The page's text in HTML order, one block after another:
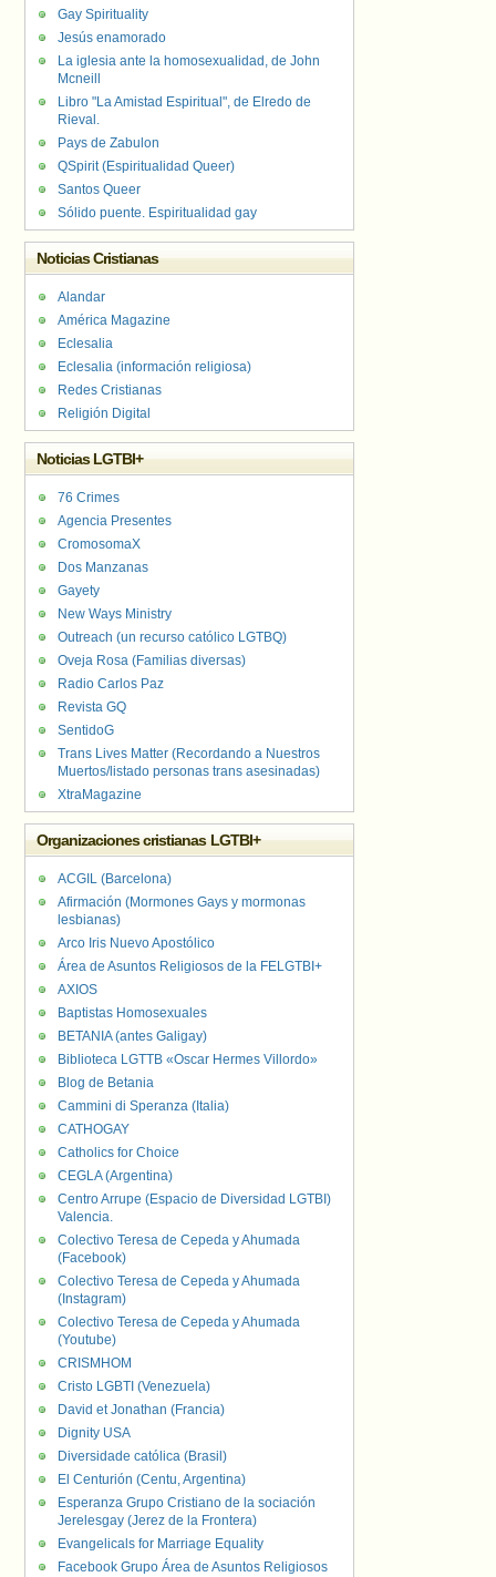
Gay Spirituality
Jesús enamorado
La iglesia ante la homosexualidad, de John
Mcneill
Libro "La Amistad Espiritual", de Elredo de
Rieval.
Pays de Zabulon
QSpirit (Espiritualidad Queer)
Santos Queer
Sólido puente. Espiritualidad gay
Noticias Cristianas
Alandar
América Magazine
Eclesalia
Eclesalia (información religiosa)
Redes Cristianas
Religión Digital
Noticias LGTBI+
76 Crimes
Agencia Presentes
CromosomaX
Dos Manzanas
Gayety
New Ways Ministry
Outreach (un recurso católico LGTBQ)
Oveja Rosa (Familias diversas)
Radio Carlos Paz
Revista GQ
SentidoG
Trans Lives Matter (Recordando a Nuestros
Muertos/listado personas trans asesinadas)
XtraMagazine
Organizaciones cristianas LGTBI+
ACGIL (Barcelona)
Afirmación (Mormones Gays y mormonas
lesbianas)
Arco Iris Nuevo Apostólico
Área de Asuntos Religiosos de la FELGTBI+
AXIOS
Baptistas Homosexuales
BETANIA (antes Galigay)
Biblioteca LGTTB «Oscar Hermes Villordo»
Blog de Betania
Cammini di Speranza (Italia)
CATHOGAY
Catholics for Choice
CEGLA (Argentina)
Centro Arrupe (Espacio de Diversidad LGTBI)
Valencia.
Colectivo Teresa de Cepeda y Ahumada
(Facebook)
Colectivo Teresa de Cepeda y Ahumada
(Instagram)
Colectivo Teresa de Cepeda y Ahumada
(Youtube)
CRISMHOM
Cristo LGBTI (Venezuela)
David et Jonathan (Francia)
Dignity USA
Diversidade católica (Brasil)
El Centurión (Centu, Argentina)
Esperanza Grupo Cristiano de la sociación
Jerelesgay (Jerez de la Frontera)
Evangelicals for Marriage Equality
Facebook Grupo Área de Asuntos Religiosos